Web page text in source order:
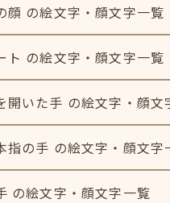
顔 の絵文字・顔文字一覧
ト の絵文字・顔文字一覧
開いた手 の絵文字・顔文
指の手 の絵文字・顔文字
の絵文字・顔文字一覧